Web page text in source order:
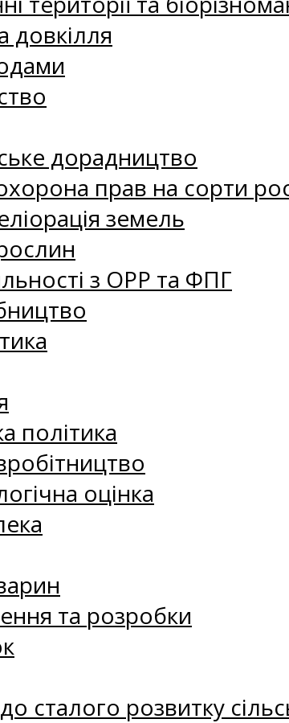
довкілля
дорадництво
прав на сорти
земель
з ОРР та ФПГ
політика
оцінка
та розробки
сталого розвитку